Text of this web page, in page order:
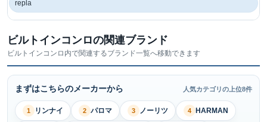
repla
ビルトインコンロの関連ブランド
ビルトインコンロ内で関連するブランド一覧へ移動できます
まずはこちらのメーカーから 人気カテゴリの上位8件
1 リンナイ 2 パロマ 3 ノーリツ 4 HARMAN